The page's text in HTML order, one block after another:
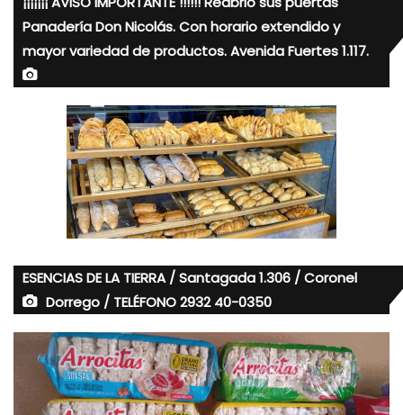
Panadería Don Nicolás. Con horario extendido y
mayor variedad de productos. Avenida Fuertes 1.117.
ESENCIAS DE LA TIERRA / Santagada 1.306 / Coronel
Dorrego / TELÉFONO 2932 40-0350